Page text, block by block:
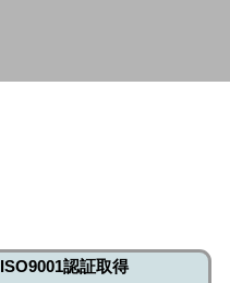
ISO9001認証取得